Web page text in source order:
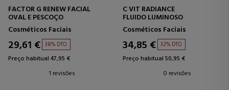
FACTOR G RENEW FACIAL
OVAL E PESCOÇO
Cosméticos Faciais
29,61 € 38% DTO.
Preço habitual 47,95 €
1 revisões
C VIT RADIANCE
FLUIDO LUMINOSO
Cosméticos Faciais
34,85 € 32% DTO.
Preço habitual 50,95 €
0 revisões